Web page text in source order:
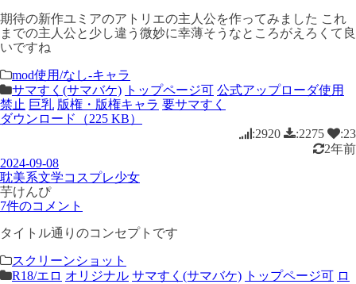
期待の新作ユミアのアトリエの主人公を作ってみました これ
までの主人公と少し違う微妙に幸薄そうなところがえろくて良
いですね
mod使用/なし-キャラ
サマすく(サマバケ) トップページ可 公式アップローダ使用
禁止 巨乳 版権・版権キャラ 要サマすく
ダウンロード（225 KB）
:2920
:2275
:23
2年前
2024-09-08
耽美系文学コスプレ少女
芋けんぴ
7件のコメント
タイトル通りのコンセプトです
スクリーンショット
R18/エロ オリジナル サマすく(サマバケ) トップページ可 ロ